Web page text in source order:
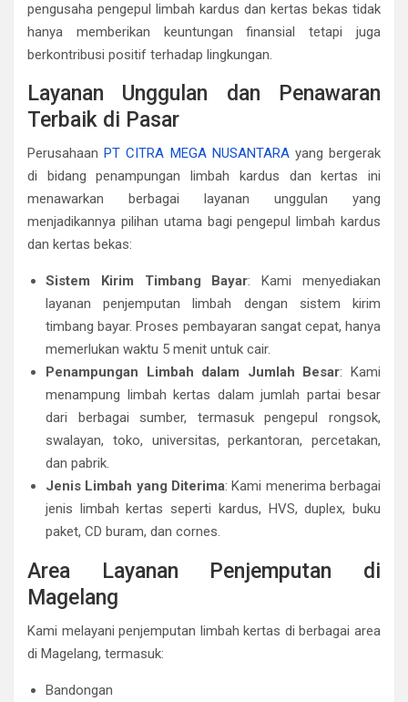
pengusaha pengepul limbah kardus dan kertas bekas tidak
hanya memberikan keuntungan finansial tetapi juga
berkontribusi positif terhadap lingkungan.
Layanan Unggulan dan Penawaran
Terbaik di Pasar
Perusahaan PT CITRA MEGA NUSANTARAyang bergerak
di bidang penampungan limbah kardus dan kertas ini
menawarkan berbagai layanan unggulan yang
menjadikannya pilihan utama bagi pengepul limbah kardus
dan kertas bekas:
Sistem Kirim Timbang Bayar: Kami menyediakan
layanan penjemputan limbah dengan sistem kirim
timbang bayar. Proses pembayaran sangat cepat, hanya
memerlukan waktu 5 menit untuk cair.
Penampungan Limbah dalam Jumlah Besar: Kami
menampung limbah kertas dalam jumlah partai besar
dari berbagai sumber, termasuk pengepul rongsok,
swalayan, toko, universitas, perkantoran, percetakan,
dan pabrik.
Jenis Limbah yang Diterima: Kami menerima berbagai
jenis limbah kertas seperti kardus, HVS, duplex, buku
paket, CD buram, dan cornes.
Area Layanan Penjemputan di
Magelang
Kami melayani penjemputan limbah kertas di berbagai area
di Magelang, termasuk:
Bandongan